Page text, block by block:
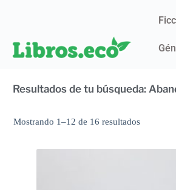
Resultados de tu búsqueda:
Mostrando 1–12 de 16 resultados